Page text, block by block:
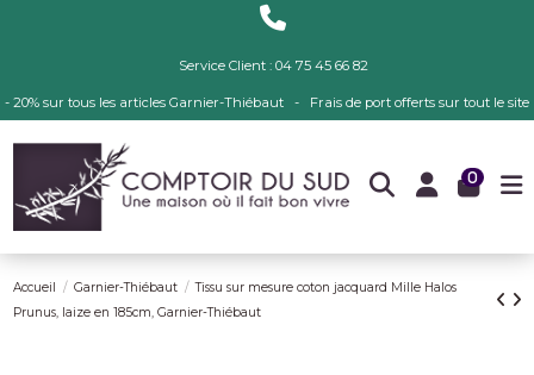
Service Client : 04 75 45 66 82
- 20% sur tous les articles Garnier-Thiébaut - Frais de port offerts sur tout le site
0
Accueil Garnier-Thiébaut
Tissu sur mesure coton jacquard Mille Halos
Prunus, laize en 185cm, Garnier-Thiébaut